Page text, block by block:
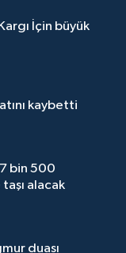
büyük
kaybetti
bin 500
alacak
duası